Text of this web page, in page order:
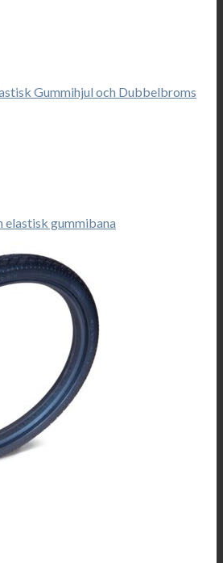
Gummihjul och Dubbelbroms
elastisk gummibana